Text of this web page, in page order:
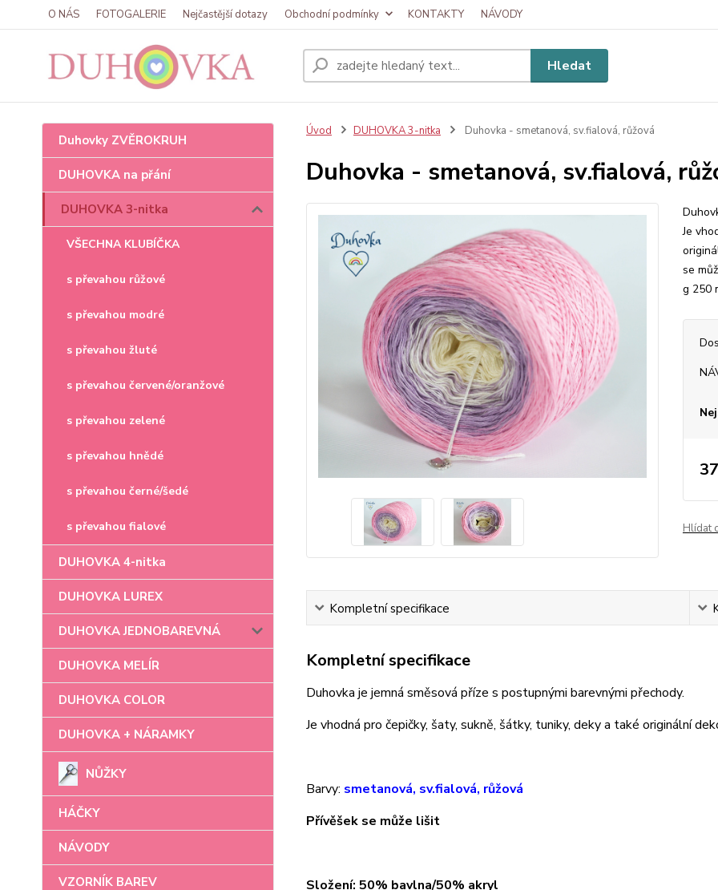
O NÁS FOTOGALERIE Nejčastější dotazy Obchodní podmínky KONTAKTY NÁVODY
Hledat
Duhovky ZVĚROKRUH
DUHOVKA na přání
DUHOVKA 3-nitka
VŠECHNA KLUBÍČKA
s převahou růžové
s převahou modré
s převahou žluté
s převahou červené/oranžové
s převahou zelené
s převahou hnědé
s převahou černé/šedé
s převahou fialové
DUHOVKA 4-nitka
DUHOVKA LUREX
DUHOVKA JEDNOBAREVNÁ
DUHOVKA MELÍR
DUHOVKA COLOR
DUHOVKA + NÁRAMKY
NŮŽKY
HÁČKY
NÁVODY
VZORNÍK BAREV
Úvod DUHOVKA 3-nitka Duhovka - smetanová, sv.fialová, růžová
Duhovka - smetanová, sv.fialová,
Je
se
g 250
Hlídat
Kompletní specifikace
Kompletní specifikace
Duhovka je jemná směsová příze s postupnými barevnými přechody.
Je vhodná pro čepičky, šaty, sukně, šátky, tuniky, deky a také originální
Barvy: smetanová, sv.fialová, růžová
Přívěšek se může lišit
Složení: 50% bavlna/50% akryl